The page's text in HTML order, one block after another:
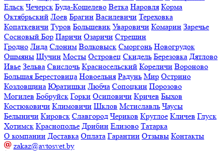
Ельск Чечерск Буда-Кошелево Ветка Наровля Корма
Октябрьский Лоев Брагин Василевичи Тереховка
Копаткевичи Туров Большевик Уваровичи Комарин Заречье
Сосновый Бор Паричи Озаричи Стрешин
Гродно Лида Слоним Волковыск Сморгонь Новогрудок
Ошмяны Щучин Мосты Островец Скидель Березовка Дятлово
Ивье Зельва Свислочь Красносельский Кореличи Вороново
Большая Берестовица Новоельня Радунь Мир Острино
Козловщина Юратишки Любча Сопоцкин Порозово
Могилев Бобруйск Горки Осиповичи Кричев Быхов
Костюковичи Климовичи Шклов Мстиславль Чаусы
Белыничи Кировск Славгород Чериков Круглое Кличев Глуск
Хотимск Краснополье Дрибин Елизово Татарка
О компании Доставка Оплата Гарантии Отзывы Контакты
zakaz@avtosvet.by